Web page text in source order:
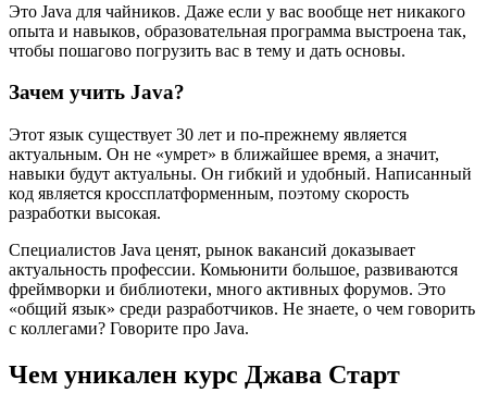
Это Java для чайников. Даже если у вас вообще нет никакого
опыта и навыков, образовательная программа выстроена так,
чтобы пошагово погрузить вас в тему и дать основы.
Зачем учить Java?
Этот язык существует 30 лет и по-прежнему является
актуальным. Он не «умрет» в ближайшее время, а значит,
навыки будут актуальны. Он гибкий и удобный. Написанный
код является кроссплатформенным, поэтому скорость
разработки высокая.
Специалистов Java ценят, рынок вакансий доказывает
актуальность профессии. Комьюнити большое, развиваются
фреймворки и библиотеки, много активных форумов. Это
«общий язык» среди разработчиков. Не знаете, о чем говорить
с коллегами? Говорите про Java.
Чем уникален курс Джава Старт